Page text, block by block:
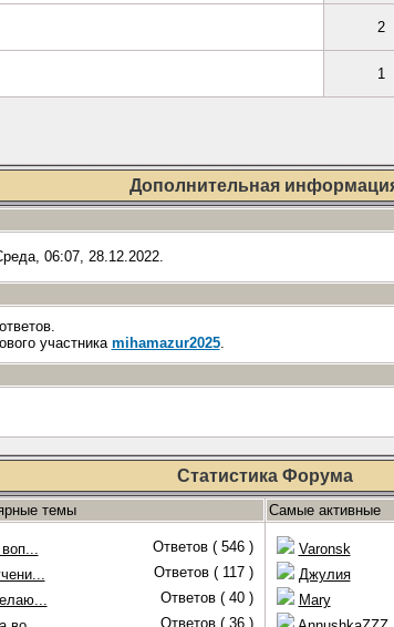
2
1
Дополнительная
06:07, 28.12.2022.
участника mihamazur2025.
Статистика Форума
темы Самые активные
Ответов ( 546 )
Ответов ( 117 )
Ответов ( 40 )
Ответов ( 36 )
Varonsk
Джулия
Mary